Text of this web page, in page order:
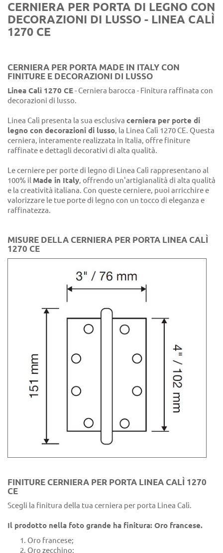
CERNIERA PER PORTA DI LEGNO CON
DECORAZIONI DI LUSSO - LINEA CALÌ
1270 CE
CERNIERA PER PORTA MADE IN ITALY CON
FINITURE E DECORAZIONI DI LUSSO
Linea Calì 1270 CE- Cerniera barocca - Finitura raffinata con
decorazioni di lusso.
Linea Calì presenta la sua esclusiva cerniera per porte di
legno con decorazioni di lusso, la Linea Calì 1270 CE. Questa
cerniera, interamente realizzata in Italia, offre finiture
raffinate e dettagli decorativi di alta qualità.
Le cerniere per porte di legno di Linea Calì rappresentano al
100% il Made in Italy, offrendo un'artigianalità di alta qualità
e la creatività italiana. Con queste cerniere, puoi arricchire e
valorizzare le tue porte di legno con un tocco di eleganza e
raffinatezza.
MISURE DELLA CERNIERA PER PORTA LINEA CALÌ
1270 CE
FINITURE CERNIERA PER PORTA LINEA CALÌ 1270
CE
Scegli la finitura della tua cerniera per porta Linea Calì.
Il prodotto nella foto grande ha finitura: Oro francese.
Oro francese;
Oro zecchino;